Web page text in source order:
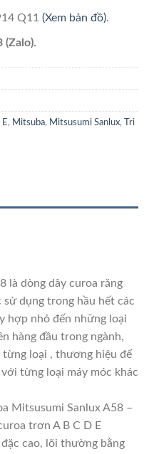
Q11 (Xem bản đồ).
(Zalo).
, Mitsuba, Mitsusumi Sanlux,
Tri
là dòng dây curoa răng
dụng trong hầu hết các
hợp nhỏ đến những loại
hàng đầu trong ngành,
loại , thương hiệu để
từng loại máy móc khác
Mitsusumi Sanlux A58 –
trơn A B C D E
cao, lõi thường bằng